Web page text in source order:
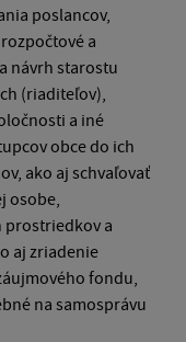
poslancov,
a
návrh starostu
(riaditeľov),
a iné
obce do ich
ako aj schvaľovať
osobe,
prostriedkov a
aj zriadenie
fondu,
na samosprávu